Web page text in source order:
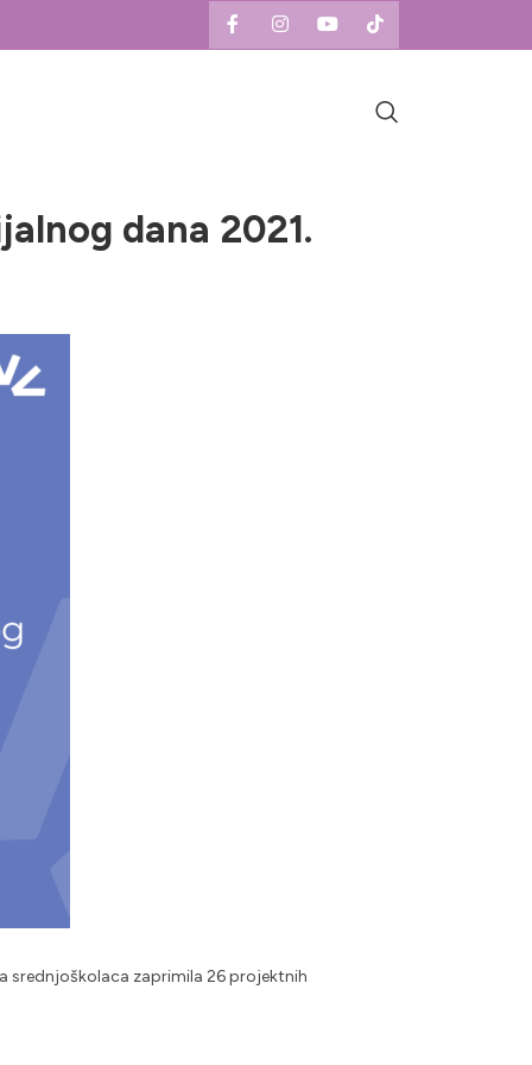
dana 2021.
srednjoškolaca zaprimila 26 projektnih